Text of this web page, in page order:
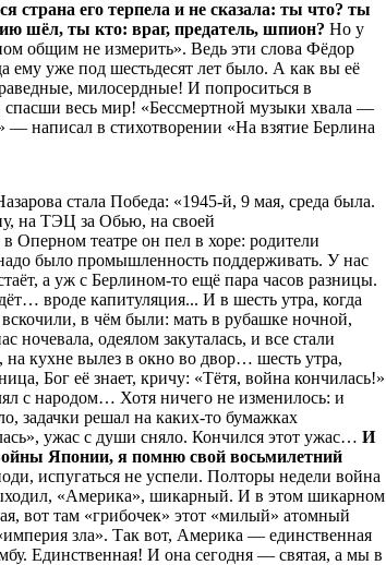
страна его терпела и не сказала: ты что? ты
шёл, ты кто: враг, предатель, шпион? Но у
общим не измерить». Ведь эти слова Фёдор
ему уже под шестьдесят лет было. А как вы её
милосердные! И попроситься в
весь мир! «Бессмертной музыки хвала —
— написал в стихотворении «На взятие Берлина
стала Победа: «1945-й, 9 мая, среда была.
на ТЭЦ за Обью, на своей
Оперном театре он пел в хоре: родители
было промышленность поддерживать. У нас
а уж с Берлином-то ещё пара часов разницы.
вроде капитуляция... И в шесть утра, когда
в чём были: мать в рубашке ночной,
ночевала, одеялом закуталась, и все стали
кухне вылез в окно во двор… шесть утра,
Бог её знает, кричу: «Тётя, война кончилась!»
с народом… Хотя ничего не изменилось: и
задачки решал на каких-то бумажках
ужас с души сняло. Кончился этот ужас… И
Японии, я помню свой восьмилетний
испугаться не успели. Полторы недели война
«Америка», шикарный. И в этом шикарном
вот там «грибочек» этот «милый» атомный
зла». Так вот, Америка — единственная
Единственная! И она сегодня — святая, а мы в